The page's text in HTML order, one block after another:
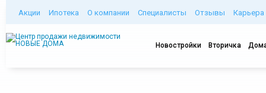
Акции Ипотека О компании Специалисты Отзывы Карьера
Новостройки Вторичка